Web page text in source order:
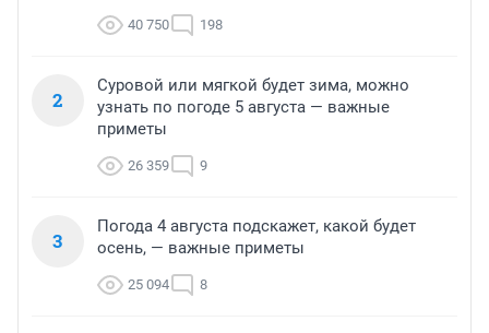
40 750 198
2
Суровой или мягкой будет зима, можно
узнать по погоде 5 августа — важные
приметы
26 359 9
3
Погода 4 августа подскажет, какой будет
осень, — важные приметы
25 094 8